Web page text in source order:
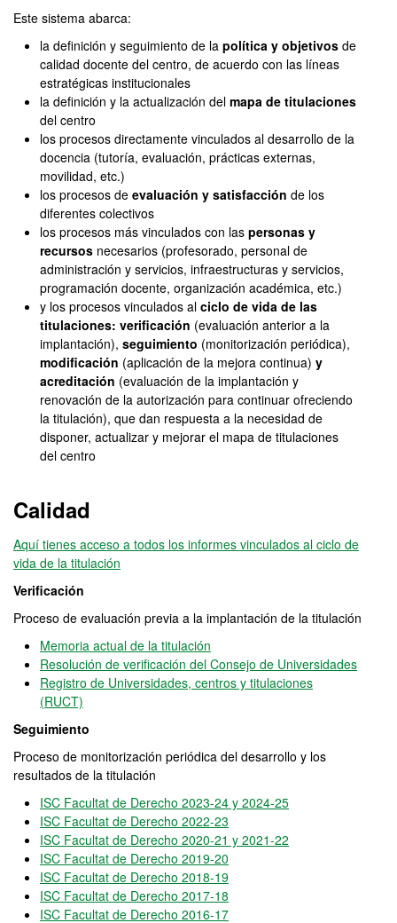
Este sistema abarca:
la definición y seguimiento de la política y objetivos de
calidad docente del centro, de acuerdo con las líneas
estratégicas institucionales
la definición y la actualización del mapa de titulaciones
del centro
los procesos directamente vinculados al desarrollo de la
docencia (tutoría, evaluación, prácticas externas,
movilidad, etc.)
los procesos de evaluación y satisfacción de los
diferentes colectivos
los procesos más vinculados con las personas y
recursos necesarios (profesorado, personal de
administración y servicios, infraestructuras y servicios,
programación docente, organización académica, etc.)
y los procesos vinculados al ciclo de vida de las
titulaciones: verificación (evaluación anterior a la
implantación), seguimiento (monitorización periódica),
modificación (aplicación de la mejora continua) y
acreditación (evaluación de la implantación y
renovación de la autorización para continuar ofreciendo
la titulación), que dan respuesta a la necesidad de
disponer, actualizar y mejorar el mapa de titulaciones
del centro
Calidad
Aquí tienes acceso a todos los informes vinculados al ciclo de
vida de la titulación
Verificación
Proceso de evaluación previa a la implantación de la titulación
Memoria actual de la titulación
Resolución de verificación del Consejo de Universidades
Registro de Universidades, centros y titulaciones
(RUCT)
Seguimiento
Proceso de monitorización periódica del desarrollo y los
resultados de la titulación
ISC Facultat de Derecho 2023-24 y 2024-25
ISC Facultat de Derecho 2022-23
ISC Facultat de Derecho 2020-21 y 2021-22
ISC Facultat de Derecho 2019-20
ISC Facultat de Derecho 2018-19
ISC Facultat de Derecho 2017-18
ISC Facultat de Derecho 2016-17